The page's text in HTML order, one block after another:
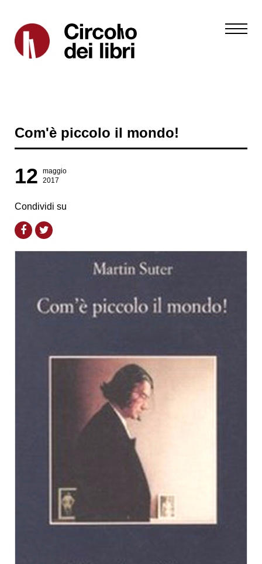
Com'è piccolo il mondo!
12
maggio
2017
Condividi su